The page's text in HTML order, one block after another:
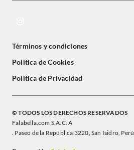
Términos y condiciones
Política de Cookies
Política de Privacidad
© TODOS LOS DERECHOS RESERVADOS
Falabella.com S.A.C. A
. Paseo de la República 3220, San Isidro, Perú